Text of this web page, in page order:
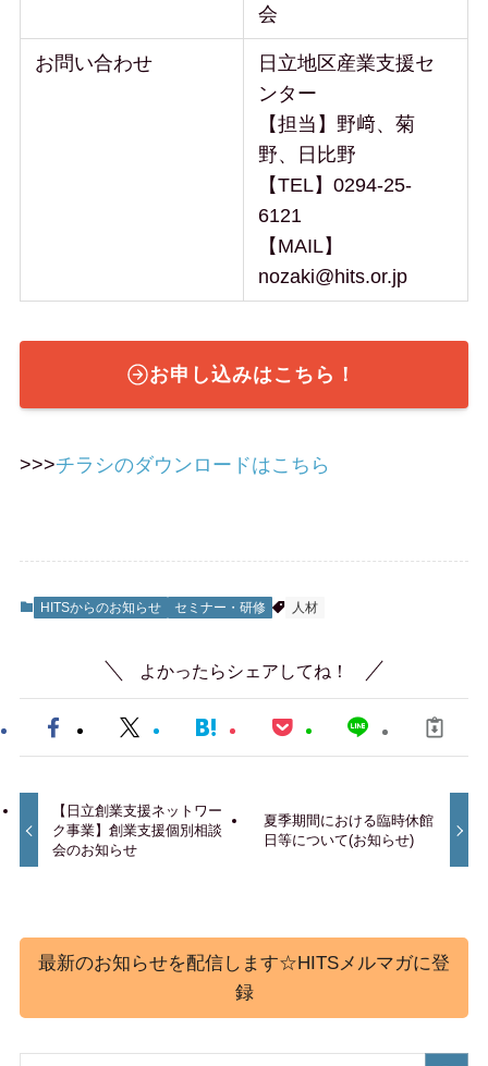
会
お問い合わせ
日立地区産業支援セ
ンター
【担当】野﨑、菊
野、日比野
【TEL】0294-25-
6121
【MAIL】
nozaki@hits.or.jp
お申し込みはこちら！
>>>チラシのダウンロードはこちら
HITSからのお知らせ セミナー・研修 人材
よかったらシェアしてね！
【日立創業支援ネットワー
ク事業】創業支援個別相談
会のお知らせ
夏季期間における臨時休館
日等について(お知らせ)
最新のお知らせを配信します☆HITSメルマガに登
録